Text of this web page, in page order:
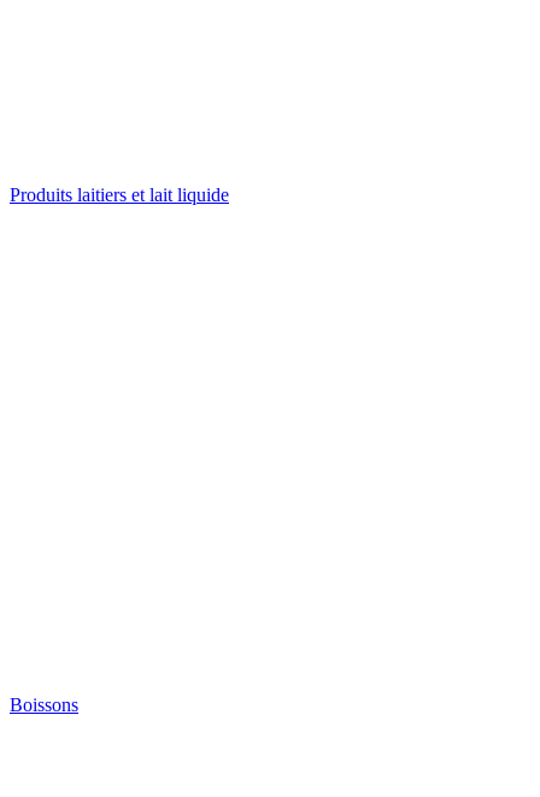
Produits laitiers et lait liquide
Boissons